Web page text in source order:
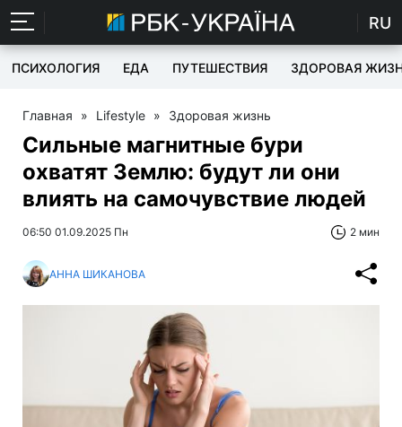
RU
ПСИХОЛОГИЯ ЕДА ПУТЕШЕСТВИЯ ЗДОРОВАЯ
Главная » Lifestyle » Здоровая жизнь
Сильные магнитные бури
охватят Землю: будут ли они
влиять на самочувствие людей
06:50 01.09.2025 Пн 2 мин
АННА ШИКАНОВА